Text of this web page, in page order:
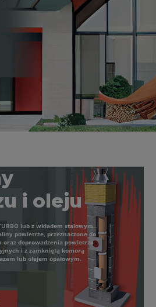
i oleju
lub z wkładem stalowym
powietrze, przeznaczone do
oraz doprowadzenia powietrza
i z zamkniętą komorą
lub olejem opałowym.